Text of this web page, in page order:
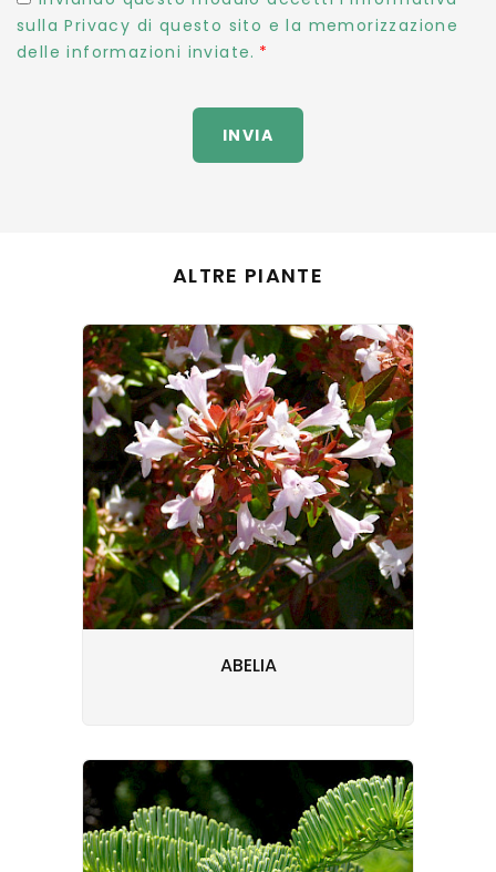
sulla Privacy di questo sito e la memorizzazione
delle informazioni inviate.
INVIA
ALTRE PIANTE
ABELIA